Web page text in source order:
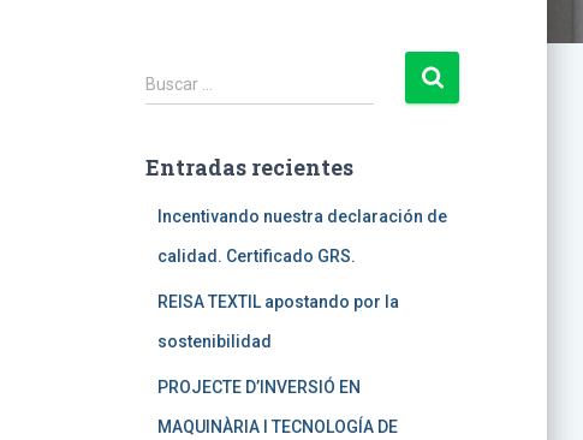
B
u
a
Buscar …
Entradas recientes
Incentivando nuestra declaración de
calidad. Certificado GRS.
REISA TEXTIL apostando por la
sostenibilidad
PROJECTE D’INVERSIÓ EN
MAQUINÀRIA I TECNOLOGÍA DE